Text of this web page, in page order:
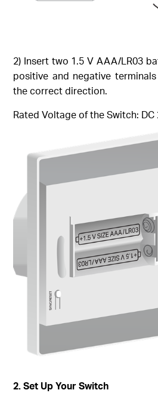
2) Insert two 1.5 V AAA/LR03
positive and negative
the correct direction.
Rated Voltage of the Switch: DC
2. Set Up Your Switch